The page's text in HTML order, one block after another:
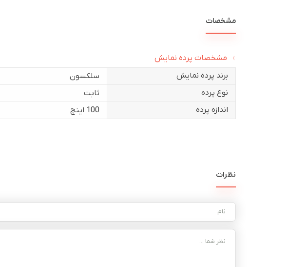
مشخصات
مشخصات پرده نمایش
برند پرده نمایش
سلکسون
نوع پرده
ثابت
اندازه پرده
100 اینچ
نظرات